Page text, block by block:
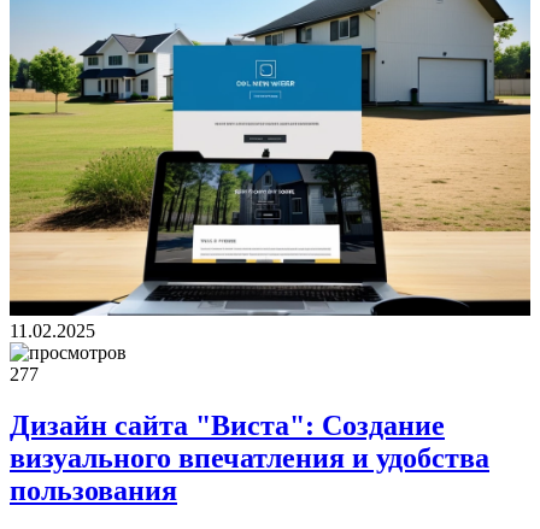
11.02.2025
277
Дизайн сайта "Виста": Создание
визуального впечатления и удобства
пользования